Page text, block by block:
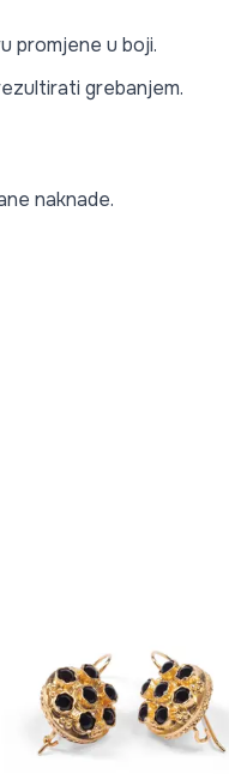
promjene u boji.
grebanjem.
naknade.